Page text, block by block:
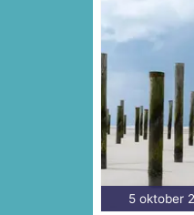
5 oktober